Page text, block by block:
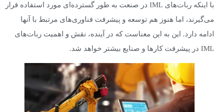
با اینکه ربات‌های IML در صنعت به طور گسترده‌ای مورد استفاده قرار
می‌گیرند، اما هنوز هم توسعه و پیشرفت فناوری‌های مرتبط با آنها
ادامه دارد. این به این معناست که در آینده، نقش و اهمیت ربات‌های
IML در پیشرفت کارها و صنایع بیشتر خواهد شد.